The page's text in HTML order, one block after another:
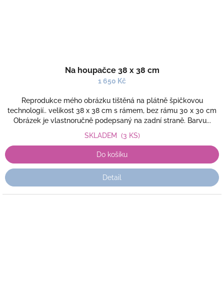
Na houpačce 38 x 38 cm
1 650 Kč
Reprodukce mého obrázku tištěná na plátně špičkovou
technologií.. velikost 38 x 38 cm s rámem, bez rámu 30 x 30 cm
Obrázek je vlastnoručně podepsaný na zadní straně. Barvu...
SKLADEM (3 KS)
Do košíku
Detail